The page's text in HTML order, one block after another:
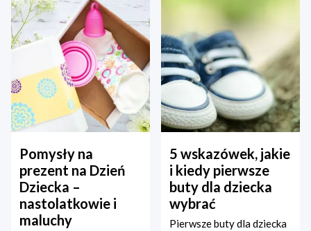
Pomysły na
prezent na Dzień
Dziecka –
nastolatkowie i
maluchy
5 wskazówek, jakie
i kiedy pierwsze
buty dla dziecka
wybrać
Pierwsze buty dla dziecka